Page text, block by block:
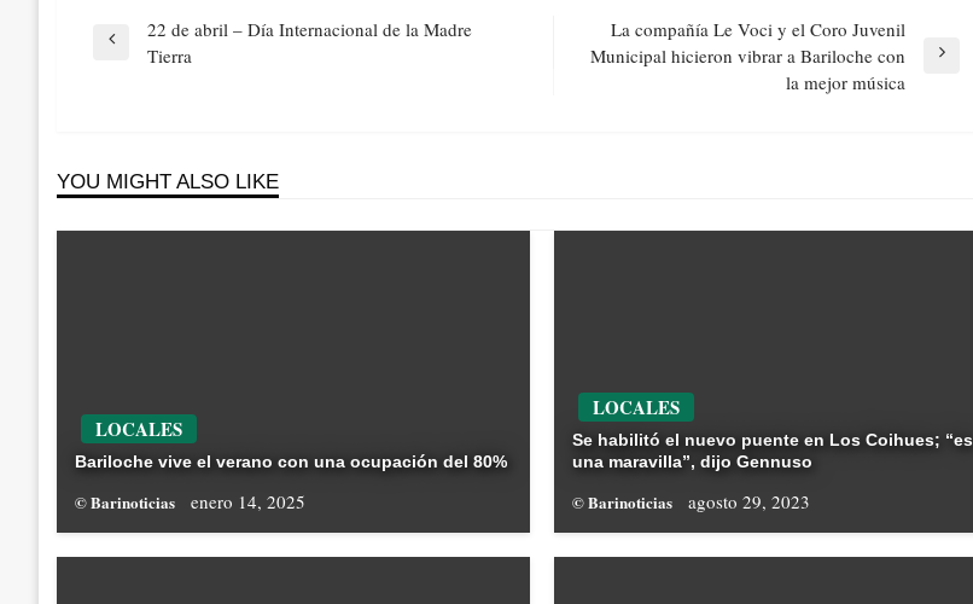
Navegación
Previous
22 de abril – Día Internacional de la Madre
Tierra
Next
La compañía Le Voci y el Coro Juvenil
Municipal hicieron vibrar a Bariloche con
la mejor música
YOU MIGHT ALSO LIKE
LOCALES
Bariloche vive el verano con una ocupación del 80%
© Barinoticias enero 14, 2025
LOCALES
Se habilitó el nuevo puente en Los Coihues; “es
una maravilla”, dijo Gennuso
© Barinoticias agosto 29, 2023